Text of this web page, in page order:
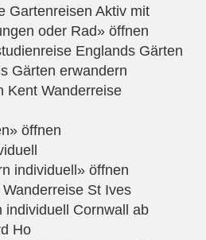
Gartenreisen Aktiv mit
oder Rad» öffnen
Englands Gärten
Gärten erwandern
Kent Wanderreise
öffnen
individuell» öffnen
St Ives
individuell Cornwall ab
Ho